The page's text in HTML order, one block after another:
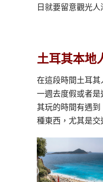
日就要留意觀光人
土耳其本地
在這段時間土耳
一週去度假或者
其玩的時間有遇
種東西，尤其是交